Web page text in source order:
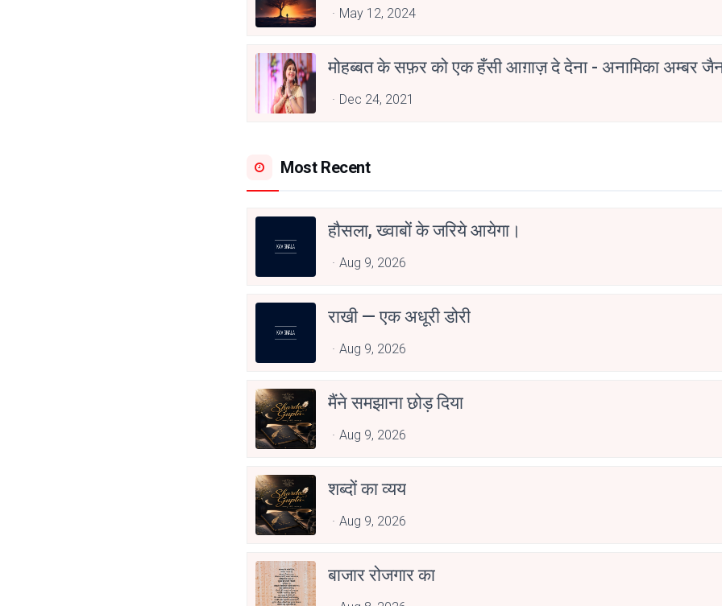
May 12, 2024
मोहब्बत के सफ़र को एक हँसी आग़ाज़ दे देना - अनामिका अम्बर
Dec 24, 2021
Most Recent
हौसला, ख्वाबों के जरिये आयेगा।
Aug 9, 2026
राखी — एक अधूरी डोरी
Aug 9, 2026
मैंने समझाना छोड़ दिया
Aug 9, 2026
शब्दों का व्यय
Aug 9, 2026
बाजार रोजगार का